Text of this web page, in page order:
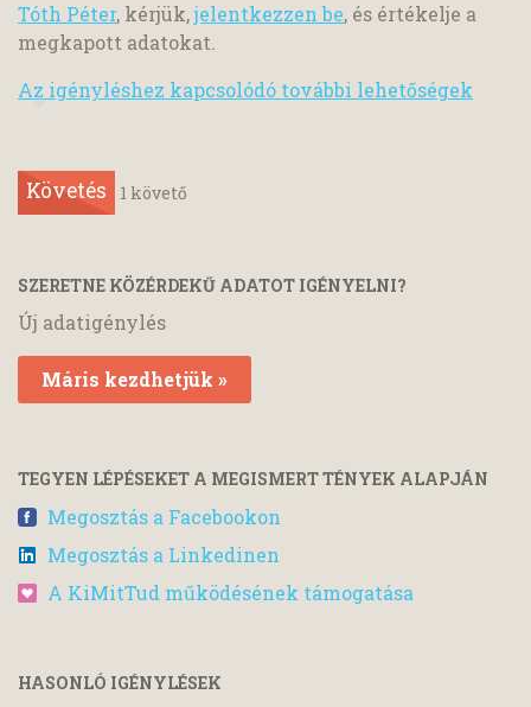
Tóth Péter, kérjük,jelentkezzen be, és értékelje a
megkapott adatokat.
Az igényléshez kapcsolódó további lehetőségek
Követés 1 követő
SZERETNE KÖZÉRDEKŰ ADATOT IGÉNYELNI?
Új adatigénylés
Máris kezdhetjük »
TEGYEN LÉPÉSEKET A MEGISMERT TÉNYEK ALAPJÁN
Megosztás a Facebookon
Megosztás a Linkedinen
A KiMitTud működésének támogatása
HASONLÓ IGÉNYLÉSEK